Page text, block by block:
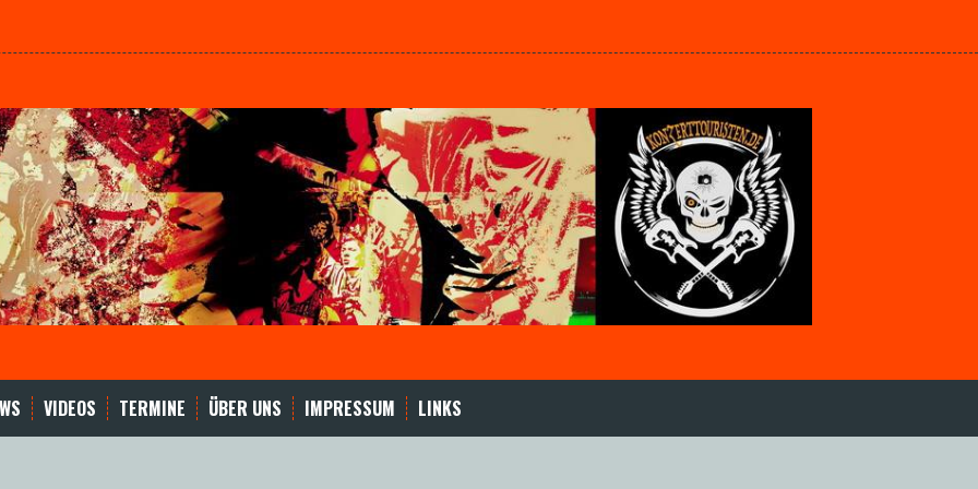
VIDEOS TERMINE ÜBER UNS IMPRESSUM LINKS